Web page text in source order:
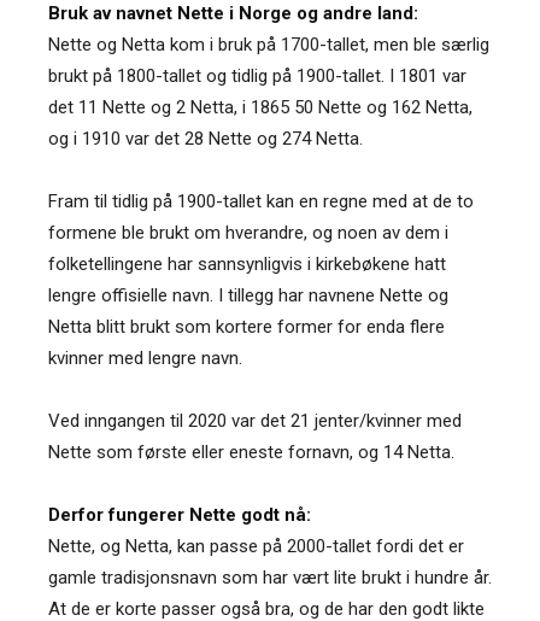
Bruk av navnet Nette i Norge og andre land:
Nette og Netta kom i bruk på 1700-tallet, men ble særlig
brukt på 1800-tallet og tidlig på 1900-tallet. I 1801 var
det 11 Nette og 2 Netta, i 1865 50 Nette og 162 Netta,
og i 1910 var det 28 Nette og 274 Netta.
Fram til tidlig på 1900-tallet kan en regne med at de to
formene ble brukt om hverandre, og noen av dem i
folketellingene har sannsynligvis i kirkebøkene hatt
lengre offisielle navn. I tillegg har navnene Nette og
Netta blitt brukt som kortere former for enda flere
kvinner med lengre navn.
Ved inngangen til 2020 var det 21 jenter/kvinner med
Nette som første eller eneste fornavn, og 14 Netta.
Derfor fungerer Nette godt nå:
Nette, og Netta, kan passe på 2000-tallet fordi det er
gamle tradisjonsnavn som har vært lite brukt i hundre år.
At de er korte passer også bra, og de har den godt likte